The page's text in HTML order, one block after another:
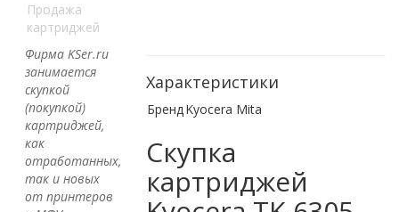
Продажа
картриджей
Фирма KSer.ru
занимается
скупкой
(покупкой)
картриджей,
как
отработанных,
так и новых
от принтеров
Характеристики
БрендKyocera Mita
Скупка
картриджей